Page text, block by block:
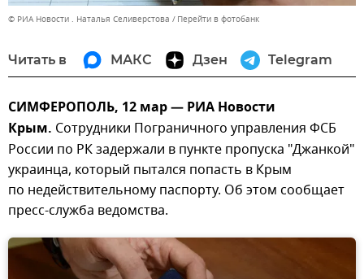
© РИА Новости . Наталья Селиверстова Перейти в фотобанк
Читать в МАКС Дзен Telegram
СИМФЕРОПОЛЬ, 12 мар — РИА Новости
Крым. Сотрудники Пограничного управления ФСБ
России по РК задержали в пункте пропуска "Джанкой"
украинца, который пытался попасть в Крым
по недействительному паспорту. Об этом сообщает
пресс-служба ведомства.